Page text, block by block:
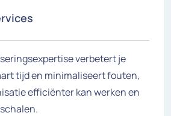
verbetert je
tijd en minimaliseert fouten,
efficiënter kan werken en